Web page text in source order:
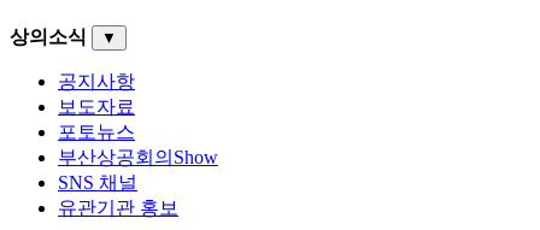
상의소식 ▼
공지사항
보도자료
포토뉴스
부산상공회의Show
SNS 채널
유관기관 홍보